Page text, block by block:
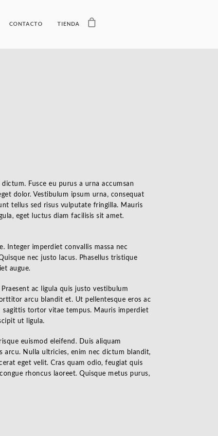
CONTACTO TIENDA
Fusce eu purus a urna accumsan
dolor. Vestibulum ipsum urna, consequat
tellus sed risus vulputate fringilla. Mauris
eget luctus diam facilisis sit amet.
Integer imperdiet convallis massa nec
nec justo lacus. Phasellus tristique
augue.
ac ligula quis justo vestibulum
arcu blandit et. Ut pellentesque eros ac
tortor vitae tempus. Mauris imperdiet
ut ligula.
euismod eleifend. Duis aliquam
arcu. Nulla ultricies, enim nec dictum blandit,
eget velit. Cras quam odio, feugiat quis
rhoncus laoreet. Quisque metus purus,